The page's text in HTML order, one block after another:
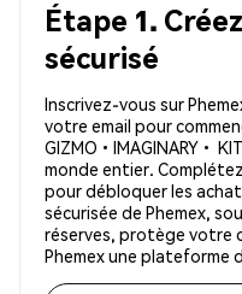
Étape 1.
sécurisé
Inscrivez-vous sur
votre email pour
GIZMO•IMAGINARY•
monde entier.
pour débloquer les
sécurisée de Phemex,
réserves, protège votre
Phemex une plateforme